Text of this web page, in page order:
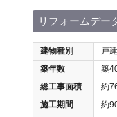
リフォームデー
建物種別
戸
築年数
築
総工事面積
約
施工期間
約